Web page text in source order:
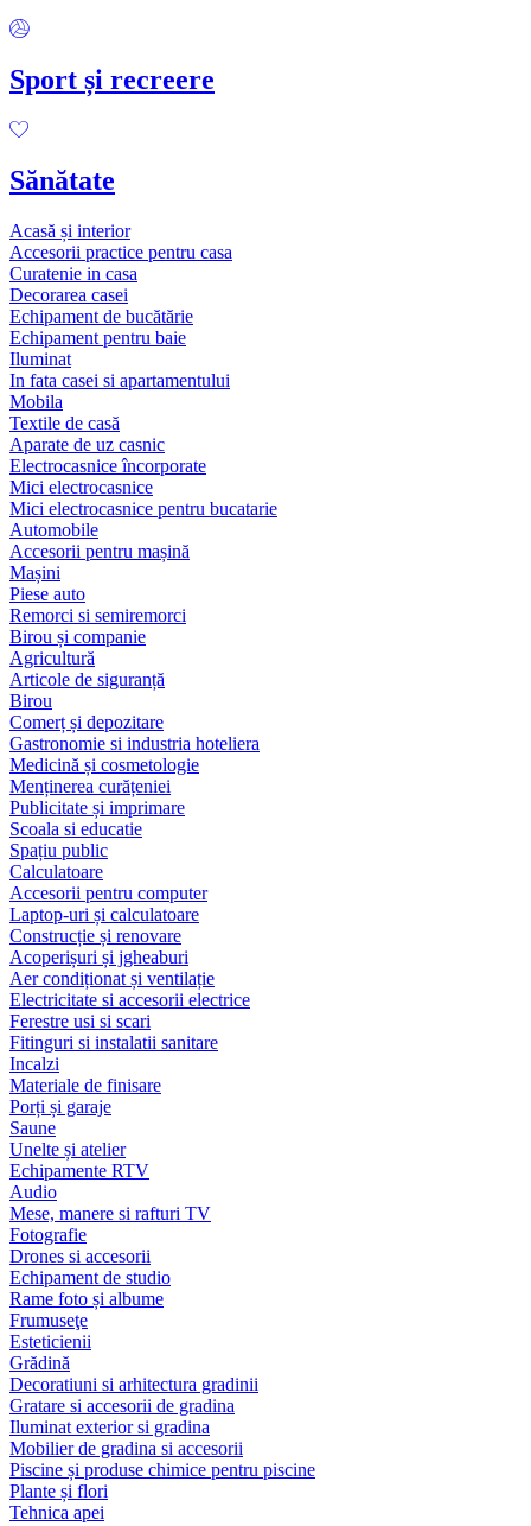
Sport și recreere
Sănătate
Acasă și interior
Accesorii practice pentru casa
Curatenie in casa
Decorarea casei
Echipament de bucătărie
Echipament pentru baie
Iluminat
In fata casei si apartamentului
Mobila
Textile de casă
Aparate de uz casnic
Electrocasnice încorporate
Mici electrocasnice
Mici electrocasnice pentru bucatarie
Automobile
Accesorii pentru mașină
Mașini
Piese auto
Remorci si semiremorci
Birou și companie
Agricultură
Articole de siguranță
Birou
Comerț și depozitare
Gastronomie si industria hoteliera
Medicină și cosmetologie
Menținerea curățeniei
Publicitate și imprimare
Scoala si educatie
Spațiu public
Calculatoare
Accesorii pentru computer
Laptop-uri și calculatoare
Construcție și renovare
Acoperișuri și jgheaburi
Aer condiționat și ventilație
Electricitate si accesorii electrice
Ferestre usi si scari
Fitinguri si instalatii sanitare
Incalzi
Materiale de finisare
Porți și garaje
Saune
Unelte și atelier
Echipamente RTV
Audio
Mese, manere si rafturi TV
Fotografie
Drones si accesorii
Echipament de studio
Rame foto și albume
Frumuseţe
Esteticienii
Grădină
Decoratiuni si arhitectura gradinii
Gratare si accesorii de gradina
Iluminat exterior si gradina
Mobilier de gradina si accesorii
Piscine și produse chimice pentru piscine
Plante și flori
Tehnica apei